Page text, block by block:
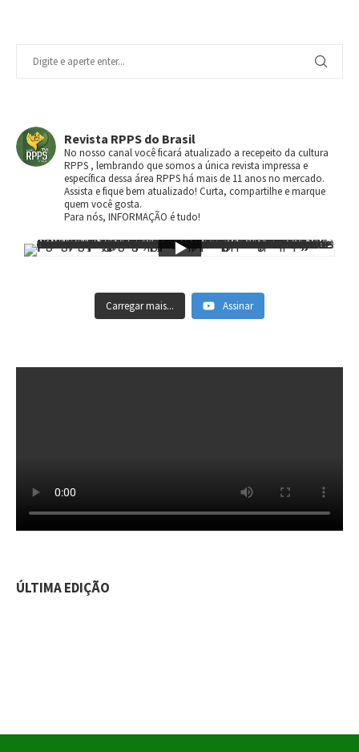
Revista RPPS do Brasil
No nosso canal você ficará atualizado a recepeito da cultura
RPPS , lembrando que somos a única revista impressa e
específica dessa área RPPS há mais de 11 anos no mercado.
Assista e fique bem atualizado! Curta, compartilhe e marque
quem você gosta.
Para nós, INFORMAÇÃO é tudo!
Carregar mais... Assinar
ÚLTIMA EDIÇÃO